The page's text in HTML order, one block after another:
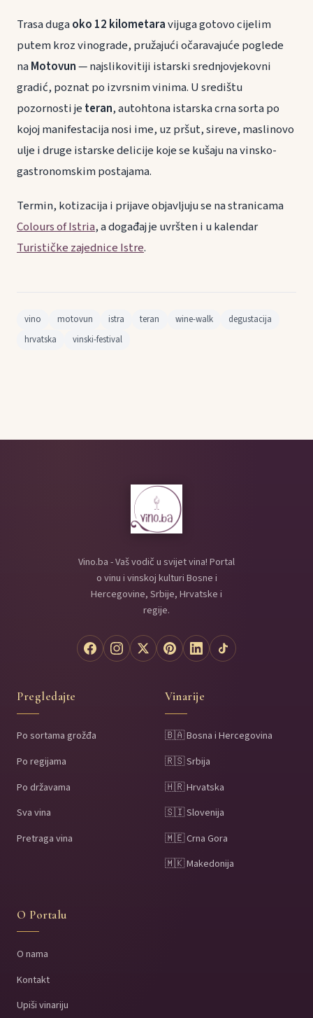
Trasa dugaoko 12 kilometaravijuga gotovo cijelim
putem kroz vinograde, pružajući očaravajuće poglede
naMotovun— najslikovitiji istarski srednjovjekovni
gradić, poznat po izvrsnim vinima. U središtu
pozornosti je teran, autohtona istarska crna sorta po
kojoj manifestacija nosi ime, uz pršut, sireve, maslinovo
ulje i druge istarske delicije koje se kušaju na vinsko-
gastronomskim postajama.
Termin, kotizacija i prijave objavljuju se na stranicama
Colours of Istria, a događaj je uvršten i u kalendar
Turističke zajednice Istre.
vino motovun istra teran wine-walk
degustacija
hrvatska
vinski-festival
Vino.ba - Vaš vodič u svijet vina! Portal
o vinu i vinskoj kulturi Bosne i
Hercegovine, Srbije, Hrvatske i
regije.
Pregledajte
Po sortama grožđa
Po regijama
Po državama
Sva vina
Pretraga vina
Vinarije
🇧🇦 Bosna i Hercegovina
🇷🇸 Srbija
🇭🇷 Hrvatska
🇸🇮 Slovenija
🇲🇪 Crna Gora
🇲🇰 Makedonija
O Portalu
O nama
Kontakt
Upiši vinariju